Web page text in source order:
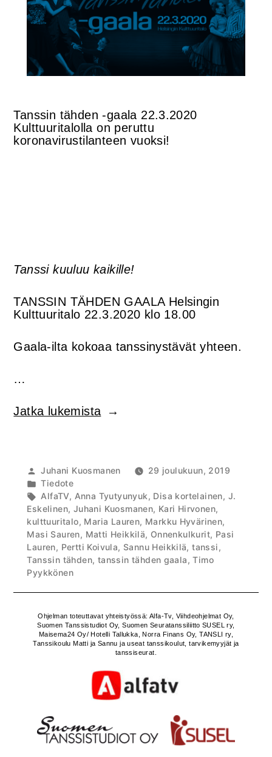
Tanssin tähden -gaala 22.3.2020
Kulttuuritalolla on peruttu
koronavirustilanteen vuoksi!
Tanssi kuuluu kaikille!
TANSSIN TÄHDEN GAALA Helsingin
Kulttuuritalo 22.3.2020 klo 18.00
Gaala-ilta kokoaa tanssinystävät yhteen.
…
Jatka lukemista ”TANSSIN
Artikkelin
julkaisija
on
Juhani Kuosmanen
29 joulukuun, 2019
Julkaistu
kategoriassa
Tiedote
Avainsanat:
AlfaTV, Anna Tyutyunyuk, Disa kortelainen, J.
Eskelinen, Juhani Kuosmanen, Kari Hirvonen,
kulttuuritalo, Maria Lauren, Markku Hyvärinen,
Masi Sauren, Matti Heikkilä, Onnenkulkurit, Pasi
Lauren, Pertti Koivula, Sannu Heikkilä,tanssi,
Tanssin tähden, tanssin tähden gaala,Timo
Pyykkönen
Ohjelman toteuttavat yhteistyössä: Alfa-Tv, Viihdeohjelmat Oy,
Suomen Tanssistudiot Oy, Suomen Seuratanssiliitto SUSEL ry,
Maisema24 Oy/ Hotelli Tallukka, Norra Finans Oy, TANSLI ry,
Tanssikoulu Matti ja Sannu ja useat tanssikoulut, tarvikemyyjät ja
tanssiseurat.